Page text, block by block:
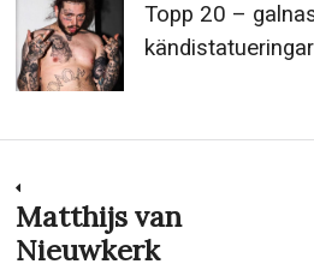
Topp 20 –
Previous
post:
Matthijs van
Nieuwkerk